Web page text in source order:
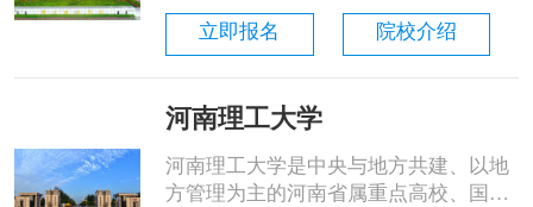
河南省郑州市，是由河南省教育厅主
管，经中华人民共和国教育部审批成立
学生就业示范民办高校”。 郑州科技学
立即报名 院校介绍
河南理工大学
河南理工大学是中央与地方共建、以地
方管理为主的河南省属重点高校、国